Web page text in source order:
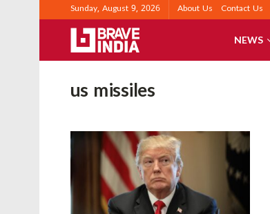
Sunday, August 9, 2026 About Us Contact Us
NEWS
us missiles